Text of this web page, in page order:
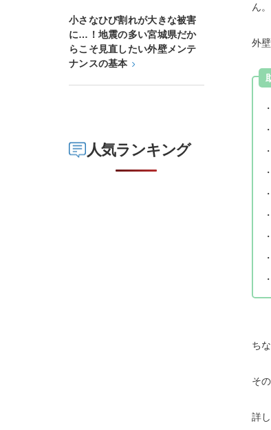
小さなひび割れが大きな被害
に…！地震の多い宮城県だか
らこそ見直したい外壁メンテ
ナンスの基本
人気ランキング
ん。
外
ち
そ
詳